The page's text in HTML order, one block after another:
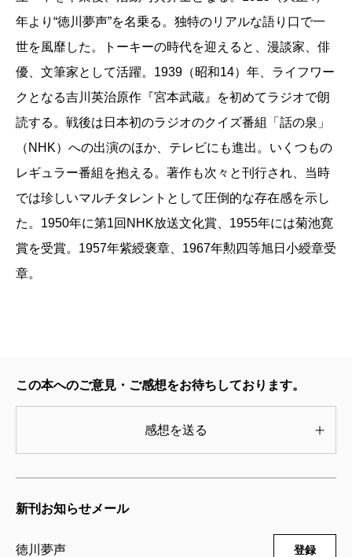
年より“徳川夢声”を名乗る。独特のリアルな語り口で一
世を風靡した。トーキーの時代を迎えると、漫談家、俳
優、文筆家として活躍。1939（昭和14）年、ライフワー
クとなる吉川英治原作『宮本武蔵』を初めてラジオで朗
読する。戦後は日本初のラジオのクイズ番組「話の泉」
（NHK）への出演のほか、テレビにも進出。いくつもの
レギュラー番組を抱える。著作も次々と刊行され、当時
では珍しいマルチタレントとして圧倒的な存在感を示し
た。1950年に第1回NHK放送文化賞、1955年には菊池寛
賞を受賞。1957年紫綬褒章、1967年勲四等旭日小綬章受
章。
この本へのご意見・ご感想をお待ちしております。
感想を送る
新刊お知らせメール
徳川夢声 登録